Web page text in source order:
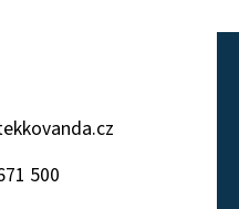
500